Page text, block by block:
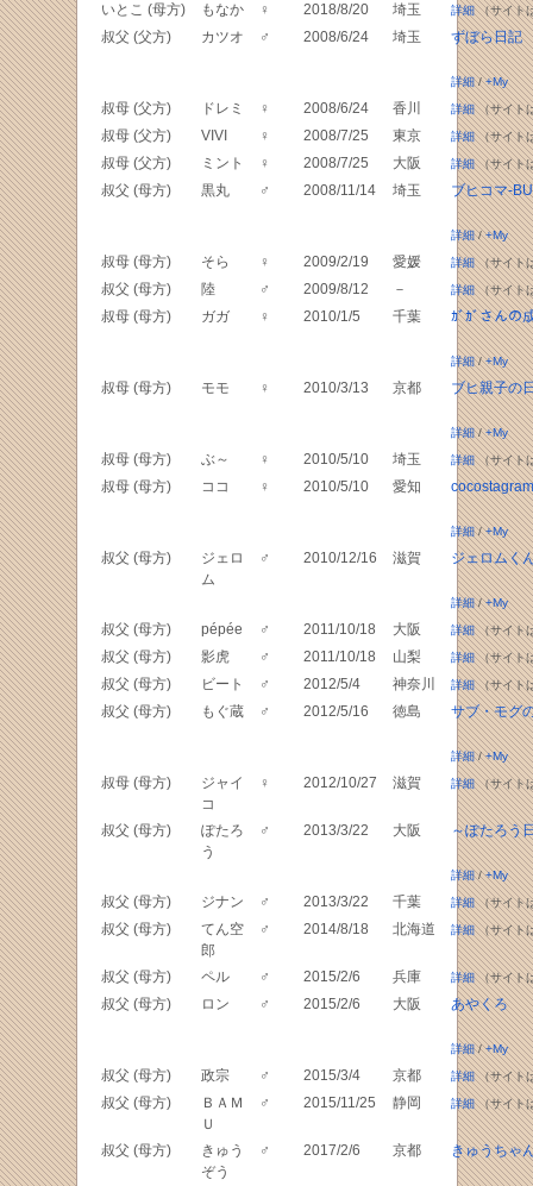
いとこ (母方) もなか ♀ 2018/8/20 埼玉 詳細（サイト
叔父 (父方) カツオ ♂ 2008/6/24 埼玉 ずぼら日記
詳細/+My
叔母 (父方) ドレミ ♀ 2008/6/24 香川 詳細（サイト
叔母 (父方) VIVI ♀ 2008/7/25 東京 詳細（サイト
叔母 (父方) ミント ♀ 2008/7/25 大阪 詳細（サイト
叔父 (母方) 黒丸 ♂ 2008/11/14 埼玉 ブヒコマ-
詳細/+My
叔母 (母方) そら ♀ 2009/2/19 愛媛 詳細（サイト
叔父 (母方) 陸 ♂ 2009/8/12 － 詳細（サイト
叔母 (母方) ガガ ♀ 2010/1/5 千葉 ｶﾞｶﾞさんの
詳細/+My
叔母 (母方) モモ ♀ 2010/3/13 京都 ブヒ親子の
詳細/+My
叔母 (母方) ぶ～ ♀ 2010/5/10 埼玉 詳細（サイト
叔母 (母方) ココ ♀ 2010/5/10 愛知 cocostagram
詳細/+My
叔父 (母方)
ジェロ
ム
♂ 2010/12/16 滋賀 ジェロムく
詳細/+My
叔父 (母方) pépée ♂ 2011/10/18 大阪 詳細（サイト
叔父 (母方) 影虎 ♂ 2011/10/18 山梨 詳細（サイト
叔父 (母方) ビート ♂ 2012/5/4 神奈川 詳細（サイト
叔父 (母方) もぐ蔵 ♂ 2012/5/16 徳島 サブ・モグ
詳細/+My
叔母 (母方)
ジャイ
コ
♀ 2012/10/27 滋賀 詳細（サイト
叔父 (母方)
ぽたろ
う
♂ 2013/3/22 大阪 ～ぽたろう
詳細/+My
叔父 (母方) ジナン ♂ 2013/3/22 千葉 詳細（サイト
叔父 (母方)
てん空
郎
♂ 2014/8/18 北海道 詳細（サイト
叔父 (母方) ペル ♂ 2015/2/6 兵庫 詳細（サイト
叔父 (母方) ロン ♂ 2015/2/6 大阪 あやくろ
詳細/+My
叔父 (母方) 政宗 ♂ 2015/3/4 京都 詳細（サイト
叔父 (母方)
ＢＡＭ
Ｕ
♂ 2015/11/25 静岡 詳細（サイト
叔父 (母方)
きゅう
ぞう
♂ 2017/2/6 京都 きゅうちゃ